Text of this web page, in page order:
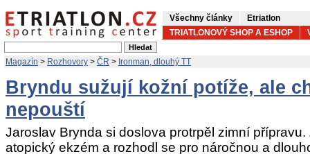
Všechny články
Etriatlon
TRIATLONOVÝ SHOP A ESHOP
Magazín > Rozhovory > ČR > Ironman, dlouhý TT
Bryndu sužují kožní potíže, ale
nepouští
Jaroslav Brynda si doslova protrpěl zimní
atopický ekzém a rozhodl se pro náročnou a